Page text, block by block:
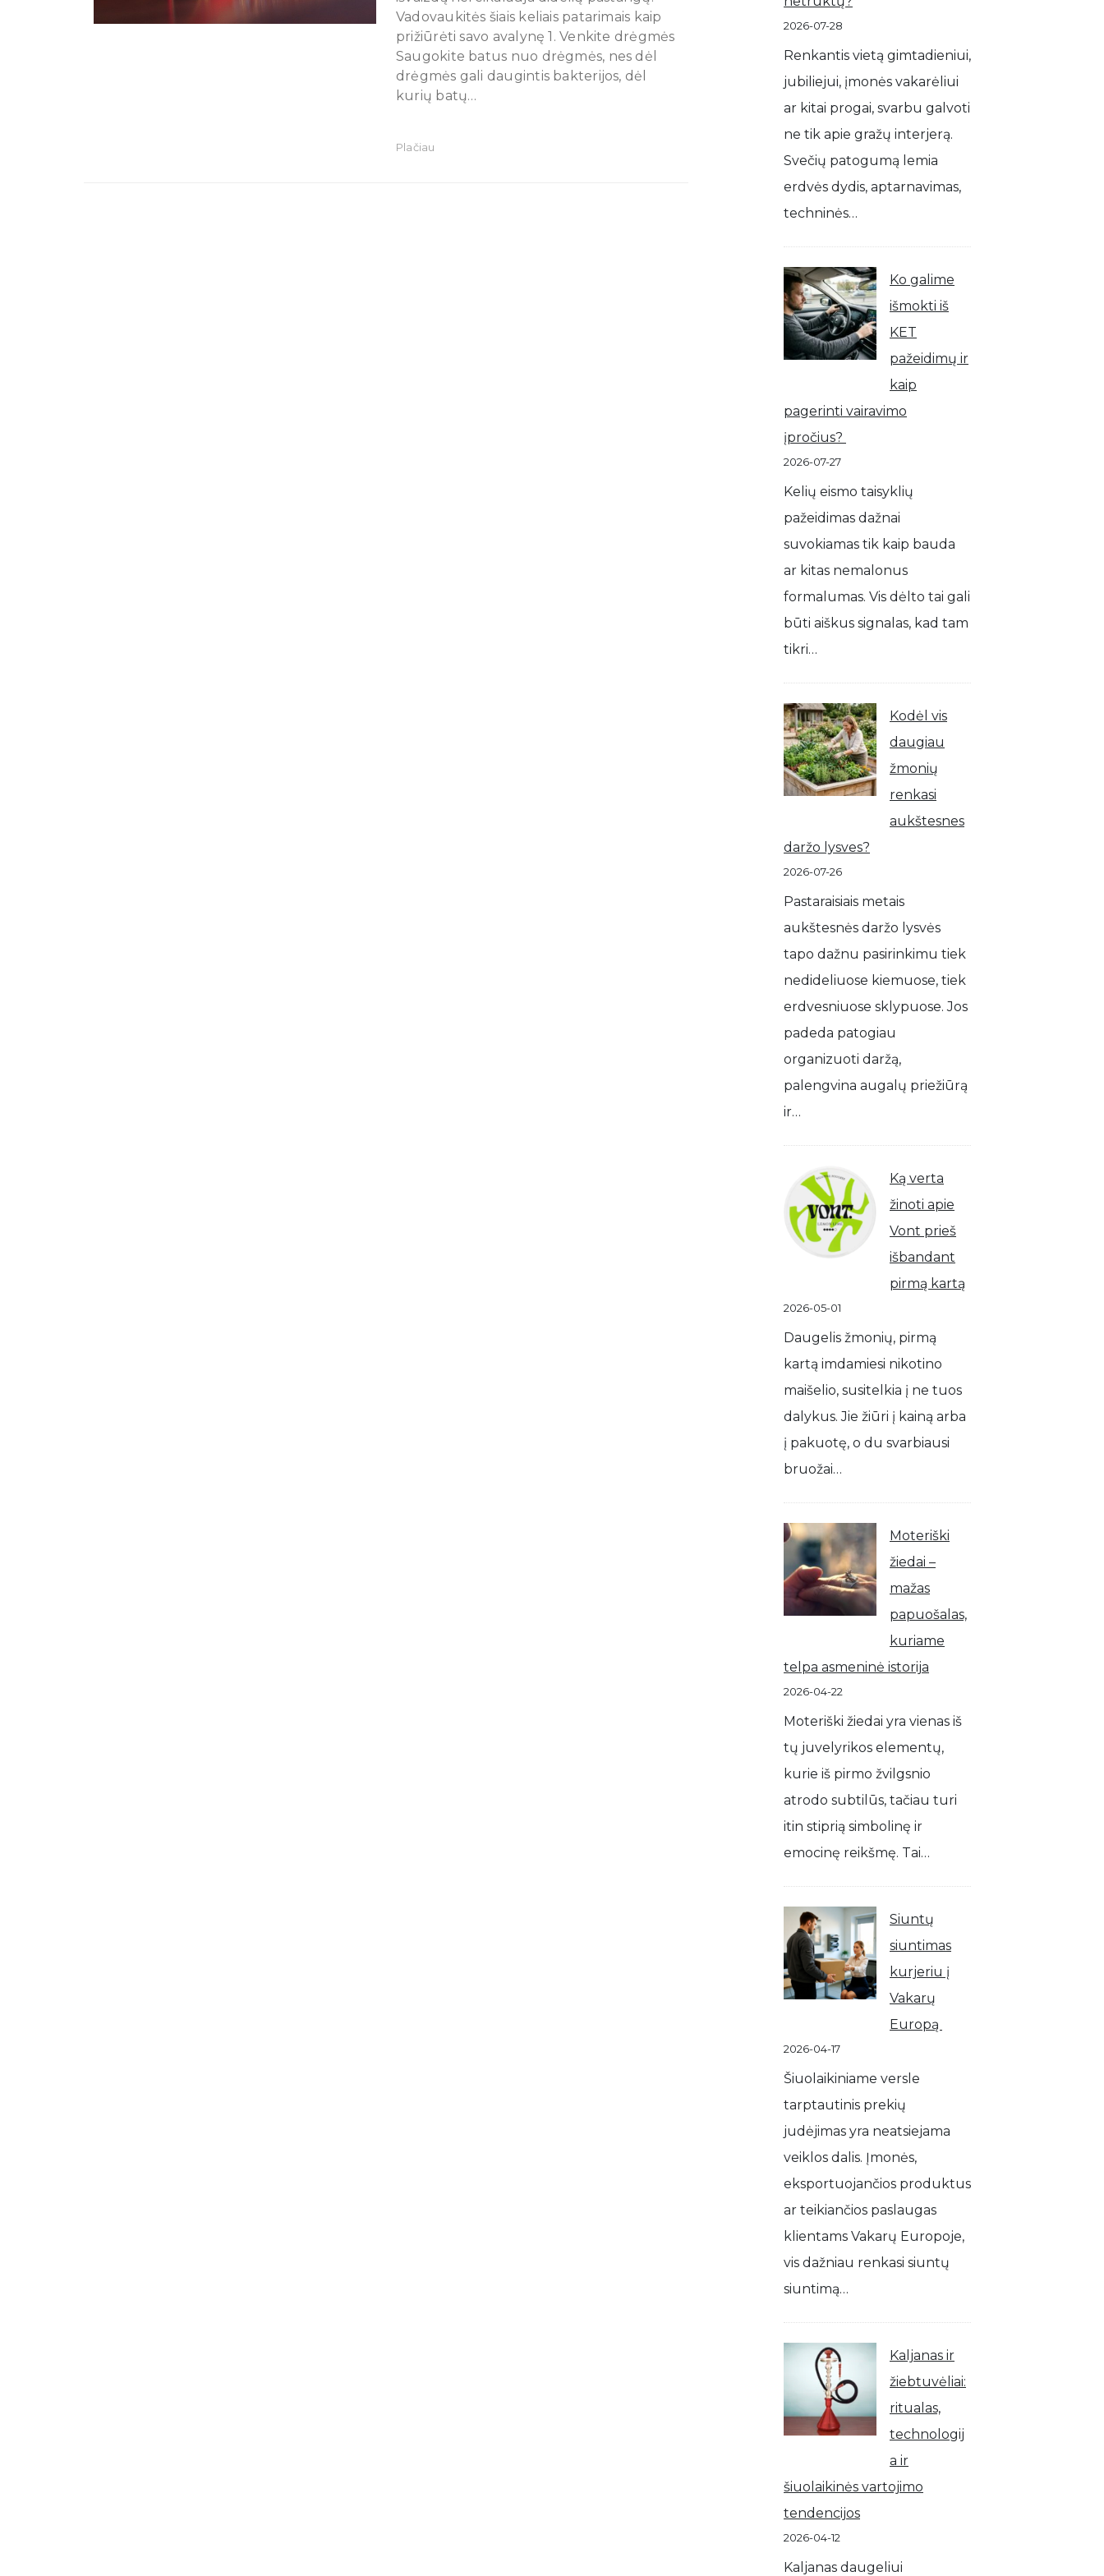
Vadovaukitės šiais keliais patarimais kaip
prižiūrėti savo avalynę 1. Venkite drėgmės
Saugokite batus nuo drėgmės, nes dėl
drėgmės gali daugintis bakterijos, dėl
kurių batų…
Plačiau
2026-07-28
Renkantis vietą gimtadieniui,
jubiliejui, įmonės vakarėliui
ar kitai progai, svarbu galvoti
ne tik apie gražų interjerą.
Svečių patogumą lemia
erdvės dydis, aptarnavimas,
techninės…
Ko galime
išmokti iš
KET
pažeidimų ir
kaip
pagerinti vairavimo
įpročius?
2026-07-27
Kelių eismo taisyklių
pažeidimas dažnai
suvokiamas tik kaip bauda
ar kitas nemalonus
formalumas. Vis dėlto tai gali
būti aiškus signalas, kad tam
tikri…
Kodėl vis
daugiau
žmonių
renkasi
aukštesnes
daržo lysves?
2026-07-26
Pastaraisiais metais
aukštesnės daržo lysvės
tapo dažnu pasirinkimu tiek
nedideliuose kiemuose, tiek
erdvesniuose sklypuose. Jos
padeda patogiau
organizuoti daržą,
palengvina augalų priežiūrą
ir…
Ką verta
žinoti apie
Vont prieš
išbandant
pirmą kartą
2026-05-01
Daugelis žmonių, pirmą
kartą imdamiesi nikotino
maišelio, susitelkia į ne tuos
dalykus. Jie žiūri į kainą arba
į pakuotę, o du svarbiausi
bruožai…
Moteriški
žiedai –
mažas
papuošalas,
kuriame
telpa asmeninė istorija
2026-04-22
Moteriški žiedai yra vienas iš
tų juvelyrikos elementų,
kurie iš pirmo žvilgsnio
atrodo subtilūs, tačiau turi
itin stiprią simbolinę ir
emocinę reikšmę. Tai…
Siuntų
siuntimas
kurjeriu į
Vakarų
Europą
2026-04-17
Šiuolaikiniame versle
tarptautinis prekių
judėjimas yra neatsiejama
veiklos dalis. Įmonės,
eksportuojančios produktus
ar teikiančios paslaugas
klientams Vakarų Europoje,
vis dažniau renkasi siuntų
siuntimą…
Kaljanas ir
žiebtuvėliai:
ritualas,
technologij
a ir
šiuolaikinės vartojimo
tendencijos
2026-04-12
Kaljanas daugeliui